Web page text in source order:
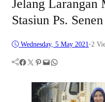
Jelang
Stasiun Ps.
Wednesday, 5 May 2021•2
Facebook Twitter Pinterest Mail WhatsApp